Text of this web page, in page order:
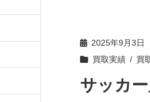
2025年9月3日
買取実績
買
サッカ